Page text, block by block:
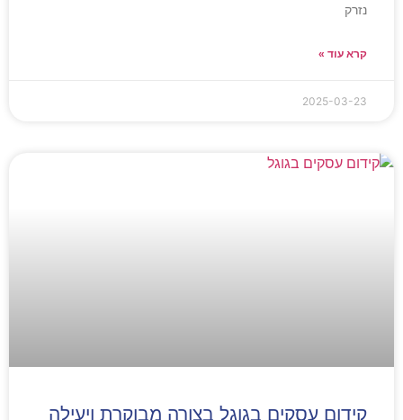
נזרק
קרא עוד »
2025-03-23
קידום עסקים בגוגל בצורה מבוקרת ויעילה